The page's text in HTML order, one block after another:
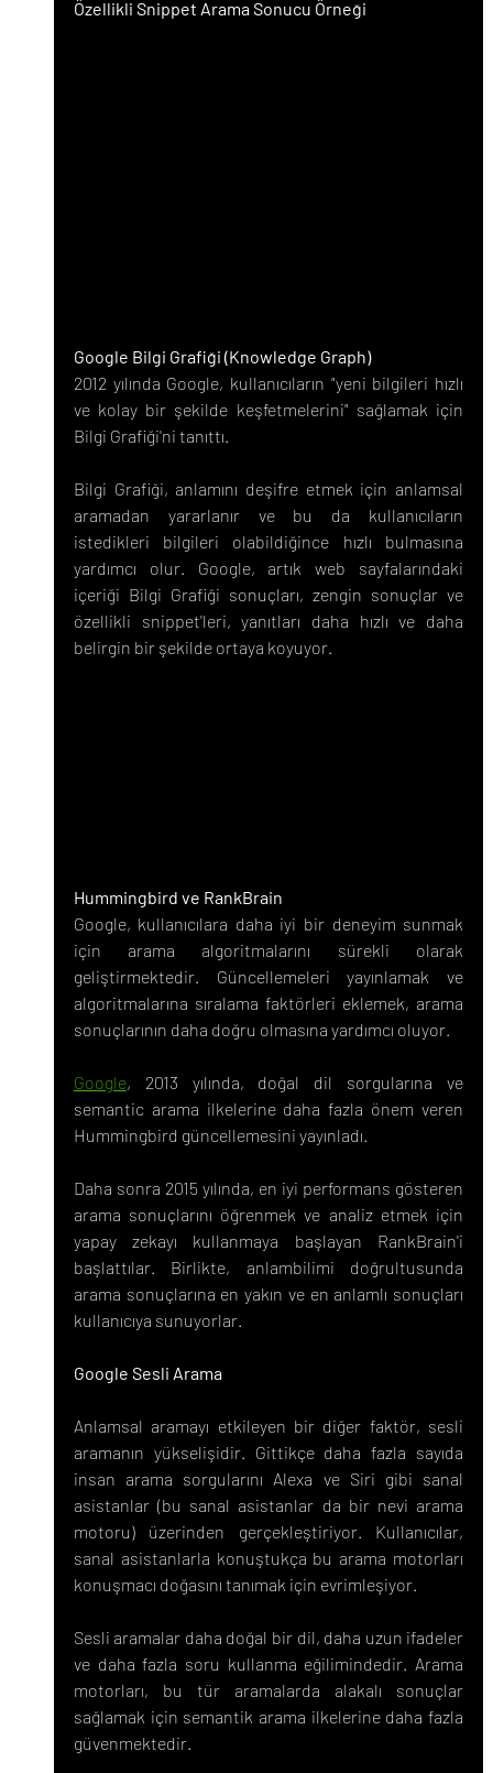
Özellikli Snippet Arama Sonucu Örneği
Google Bilgi Grafiği (Knowledge Graph)
2012 yılında Google, kullanıcıların "yeni bilgileri hızlı
ve kolay bir şekilde keşfetmelerini" sağlamak için
Bilgi Grafiği'ni tanıttı.
Bilgi Grafiği, anlamını deşifre etmek için anlamsal
aramadan yararlanır ve bu da kullanıcıların
istedikleri bilgileri olabildiğince hızlı bulmasına
yardımcı olur. Google, artık web sayfalarındaki
içeriği Bilgi Grafiği sonuçları, zengin sonuçlar ve
özellikli snippet'leri, yanıtları daha hızlı ve daha
belirgin bir şekilde ortaya koyuyor.
Hummingbird ve RankBrain
Google, kullanıcılara daha iyi bir deneyim sunmak
için arama algoritmalarını sürekli olarak
geliştirmektedir. Güncellemeleri yayınlamak ve
algoritmalarına sıralama faktörleri eklemek, arama
sonuçlarının daha doğru olmasına yardımcı oluyor.
Google, 2013 yılında, doğal dil sorgularına ve
semantic arama ilkelerine daha fazla önem veren
Hummingbird güncellemesini yayınladı.
Daha sonra 2015 yılında, en iyi performans gösteren
arama sonuçlarını öğrenmek ve analiz etmek için
yapay zekayı kullanmaya başlayan RankBrain'i
başlattılar. Birlikte, anlambilimi doğrultusunda
arama sonuçlarına en yakın ve en anlamlı sonuçları
kullanıcıya sunuyorlar.
Google Sesli Arama
Anlamsal aramayı etkileyen bir diğer faktör, sesli
aramanın yükselişidir. Gittikçe daha fazla sayıda
insan arama sorgularını Alexa ve Siri gibi sanal
asistanlar (bu sanal asistanlar da bir nevi arama
motoru) üzerinden gerçekleştiriyor. Kullanıcılar,
sanal asistanlarla konuştukça bu arama motorları
konuşmacı doğasını tanımak için evrimleşiyor.
Sesli aramalar daha doğal bir dil, daha uzun ifadeler
ve daha fazla soru kullanma eğilimindedir. Arama
motorları, bu tür aramalarda alakalı sonuçlar
sağlamak için semantik arama ilkelerine daha fazla
güvenmektedir.